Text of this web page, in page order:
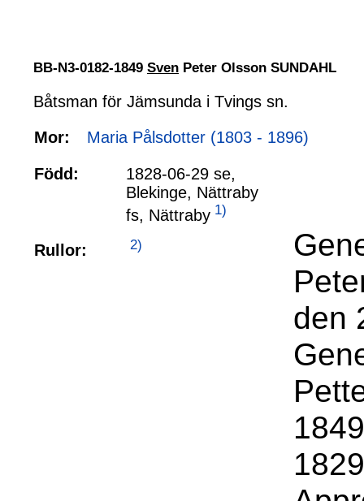
BB-N3-0182-1849 Sven Peter Olsson SUNDAHL
Båtsman för Jämsunda i Tvings sn.
Mor:
Maria Pålsdotter (1803 - 1896)
Född:
1828-06-29 se,
Blekinge, Nättraby
fs, Nättraby 1)
Rullor: 2)
den